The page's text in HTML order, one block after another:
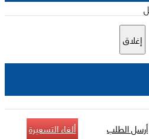
إغلاق
أرسل الطلب ألغاء التسعيرة